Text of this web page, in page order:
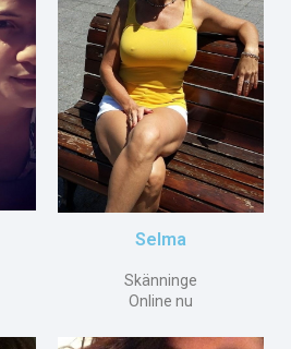
Selma
Skänninge
Online nu